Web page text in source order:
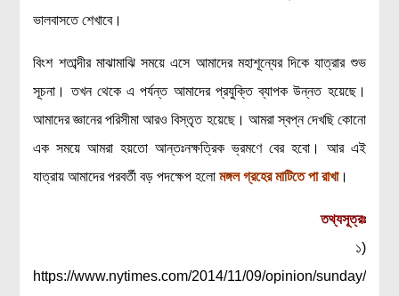
ভালবাসতে শেখাবে।
বিংশ শতাব্দীর মাঝামাঝি সময়ে এসে আমাদের মহাশূন্যের দিকে যাত্রার শুভ
সূচনা। তখন থেকে এ পর্যন্ত আমাদের প্রযুক্তি ব্যাপক উন্নত হয়েছে।
আমাদের জ্ঞানের পরিসীমা আরও বিস্তৃত হয়েছে। আমরা স্বপ্ন দেখছি কোনো
এক সময়ে আমরা হয়তো আন্তঃনক্ষত্রিক ভ্রমণে বের হবো। আর এই
যাত্রায় আমাদের পরবর্তী বড় পদক্ষেপ হলোমঙ্গল গ্রহের মাটিতে পা রাখা।
তথ্যসূত্রঃ
১)
https://www.nytimes.com/2014/11/09/opinion/sunday/